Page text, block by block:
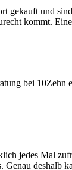
gekauft und
kommt.
bei
jedes Mal